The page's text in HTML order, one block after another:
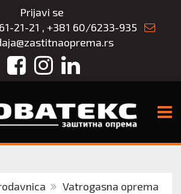
Prijavi se
21-21 , +381 60/6233-935
FacebookInstagram
LinkedIn
Vatrogasna oprema